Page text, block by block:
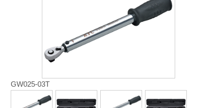
GW025-03T